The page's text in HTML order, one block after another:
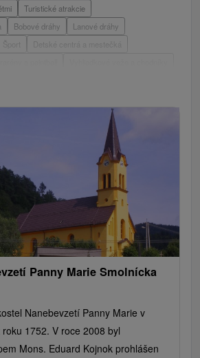
Turistické atrakcie
Bobové dráhy
Lanové dráhy
Detské centrá a mestečká
Pamätníky
Jazda na koni
Divadlá
rafting, splavy
Lyžiarske strediská
stavby
Amfiteátre a kiná v prírode
Vínne cesty
Panny Marie Smolnícka
Nanebevzetí Panny Marie v
1752. V roce 2008 byl
Mons. Eduard Kojnok prohlášen